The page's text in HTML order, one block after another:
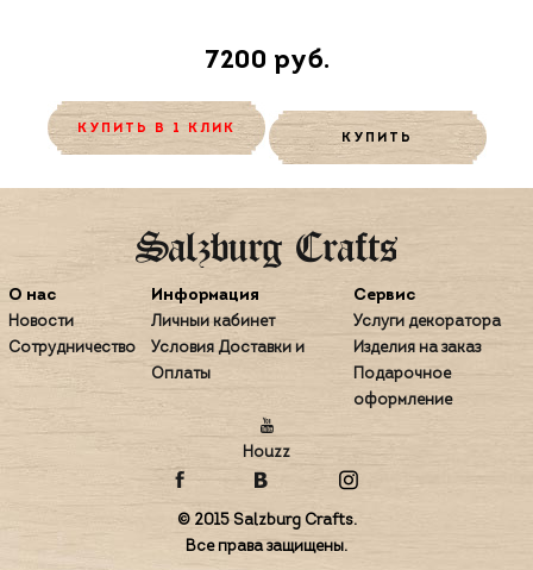
7200 руб.
КУПИТЬ В 1 КЛИК
КУПИТЬ
О нас
Новости
Сотрудничество
Информация
Личный кабинет
Условия Доставки и
Оплаты
Сервис
Услуги декоратора
Изделия на заказ
Подарочное
оформление
Houzz
© 2015 Salzburg Crafts.
Все права защищены.